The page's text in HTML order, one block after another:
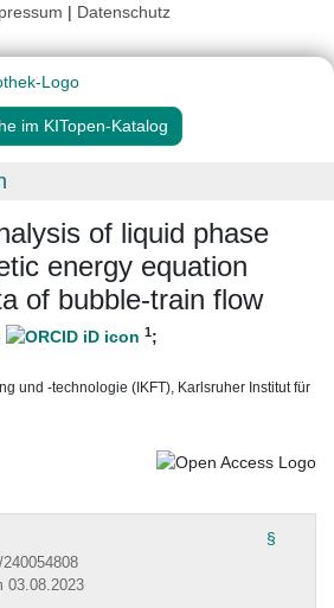
| Datenschutz
im KITopen-Katalog
of liquid phase
energy equation
of bubble-train flow
1;
und -technologie (IKFT), Karlsruher Institut für
§
03.08.2023